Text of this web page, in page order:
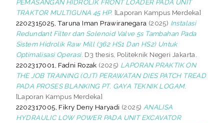
PEMASANGAN HIDROLIK FRONT LOADER PADA UNIT
TRAKTOR MULTIGUNA 45 HP. [Laporan Kampus Merdeka]
2202315025, Taruna Iman Prawiranegara (2025) Instalasi
Redundant Filter dan Solenoid Valve 5s Tambahan Pada
Sistem Hidrolik Raw Mill (362 HS1 Dan HS2) Untuk
Optimalisasi Operasi. D3 thesis, Politeknik Negeri Jakarta.
2202317001, Fadni Rozak (2025) LAPORAN PRAKTIK ON
THE JOB TRAINING (OJT) PERAWATAN DIES PATCH TREAD
PADA PROSES BLANKING PT. GAYA TEKNIK LOGAM.
[Laporan Kampus Merdeka]
2202317005, Fikry Deny Haryadi (2025) ANALISA
HYDRAULIC LOW POWER PADA UNIT EXCAVATOR